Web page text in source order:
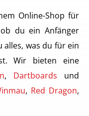
Online-Shop für
du ein Anfänger
was du für ein
Wir bieten eine
, Dartboards und
, Red Dragon,